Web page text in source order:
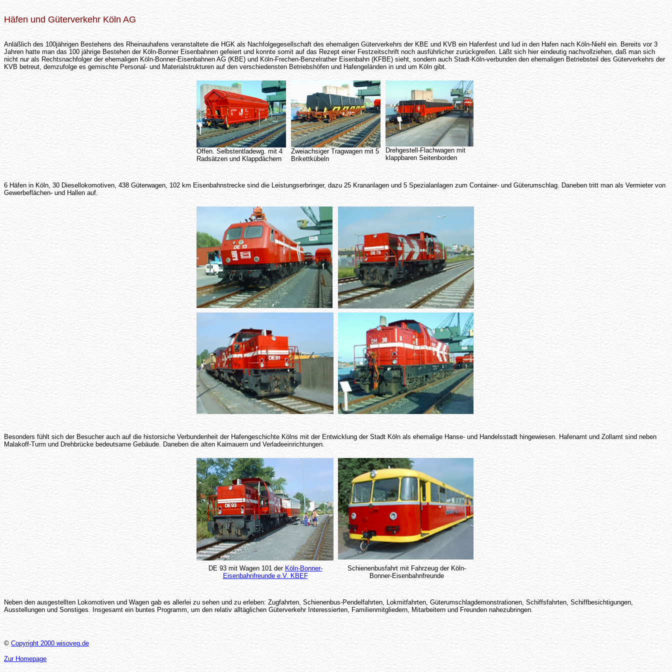
Häfen und Güterverkehr Köln AG
Anläßlich des 100jährigen Bestehens des Rheinauhafens veranstaltete die HGK als Nachfolgegesellschaft des ehemaligen Güterverkehrs der KBE und KVB ein Hafenfest und lud in den Hafen nach Köln-Niehl ein. Bereits vor 3
Jahren hatte man das 100 jährige Bestehen der Köln-Bonner Eisenbahnen gefeiert und konnte somit auf das Rezept einer Festzeitschrift noch ausführlicher zurückgreifen. Läßt sich hier eindeutig nachvollziehen, daß man sich
nicht nur als Rechtsnachfolger der ehemaligen Köln-Bonner-Eisenbahnen AG (KBE) und Köln-Frechen-Benzelrather Eisenbahn (KFBE) sieht, sondern auch Stadt-Köln-verbunden den ehemaligen Betriebsteil des Güterverkehrs der
KVB betreut, demzufolge es gemischte Personal- und Materialstrukturen auf den verschiedensten Betriebshöfen und Hafengeländen in und um Köln gibt.
Offen. Selbstentladewg. mit 4
Radsätzen und Klappdächern
Zweiachsiger Tragwagen mit 5
Brikettkübeln
Drehgestell-Flachwagen mit
klappbaren Seitenborden
6 Häfen in Köln, 30 Diesellokomotiven, 438 Güterwagen, 102 km Eisenbahnstrecke sind die Leistungserbringer, dazu 25 Krananlagen und 5 Spezialanlagen zum Container- und Güterumschlag. Daneben tritt man als Vermieter von
Gewerbeflächen- und Hallen auf.
Besonders fühlt sich der Besucher auch auf die historsiche Verbundenheit der Hafengeschichte Kölns mit der Entwicklung der Stadt Köln als ehemalige Hanse- und Handelsstadt hingewiesen. Hafenamt und Zollamt sind neben
Malakoff-Turm und Drehbrücke bedeutsame Gebäude. Daneben die alten Kaimauern und Verladeeinrichtungen.
DE 93 mit Wagen 101 der Köln-Bonner-
Eisenbahnfreunde e.V. KBEF
Schienenbusfahrt mit Fahrzeug der Köln-
Bonner-Eisenbahnfreunde
Neben den ausgestellten Lokomotiven und Wagen gab es allerlei zu sehen und zu erleben: Zugfahrten, Schienenbus-Pendelfahrten, Lokmitfahrten, Güterumschlagdemonstrationen, Schiffsfahrten, Schiffbesichtigungen,
Ausstellungen und Sonstiges. Insgesamt ein buntes Programm, um den relativ alltäglichen Güterverkehr Interessierten, Familienmitgliedern, Mitarbeitern und Freunden nahezubringen.
© Copyright 2000 wisoveg.de
Zur Homepage